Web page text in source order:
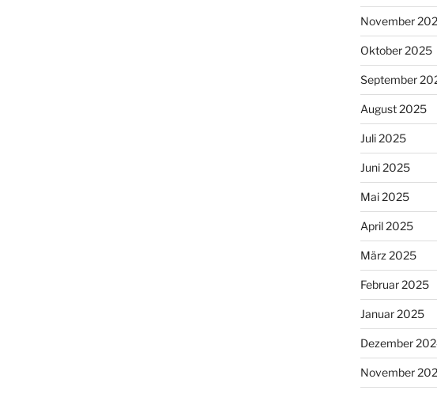
November
Oktober 2025
September
August 2025
Juli 2025
Juni 2025
Mai 2025
April 2025
März 2025
Februar 2025
Januar 2025
Dezember
November